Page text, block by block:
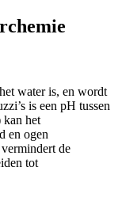
water is, en wordt
is een pH tussen
kan het
en ogen
de
tot